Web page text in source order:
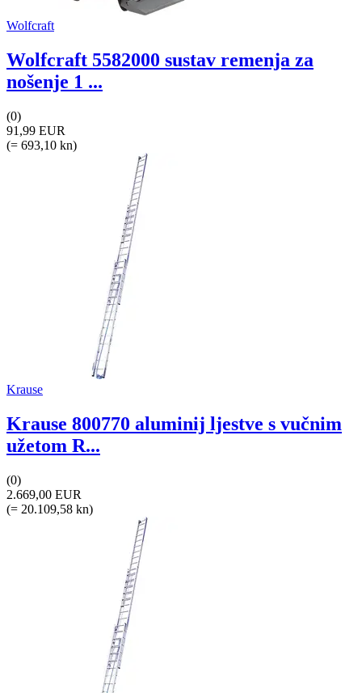
Wolfcraft
Wolfcraft 5582000 sustav remenja za
nošenje 1 ...
(0)
91,99 EUR
(= 693,10 kn)
Krause
Krause 800770 aluminij ljestve s vučnim
užetom R...
(0)
2.669,00 EUR
(= 20.109,58 kn)